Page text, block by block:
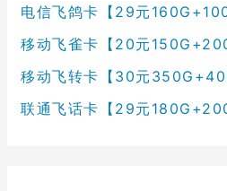
电信飞鸽卡【29元160G+100
移动飞雀卡【20元
移动飞转卡【30元
联通飞话卡【29元